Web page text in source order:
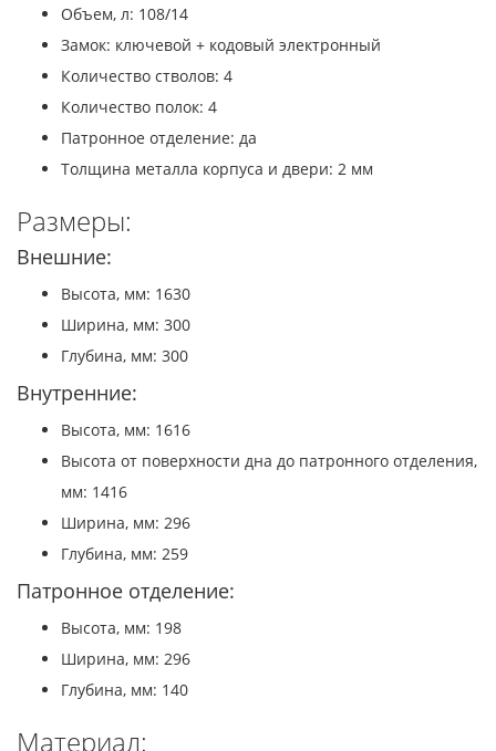
Объем, л: 108/14
Замок: ключевой + кодовый электронный
Количество стволов: 4
Количество полок: 4
Патронное отделение: да
Толщина металла корпуса и двери: 2 мм
Размеры:
Внешние:
Высота, мм: 1630
Ширина, мм: 300
Глубина, мм: 300
Внутренние:
Высота, мм: 1616
Высота от поверхности дна до патронного отделения,
мм: 1416
Ширина, мм: 296
Глубина, мм: 259
Патронное отделение:
Высота, мм: 198
Ширина, мм: 296
Глубина, мм: 140
Материал: